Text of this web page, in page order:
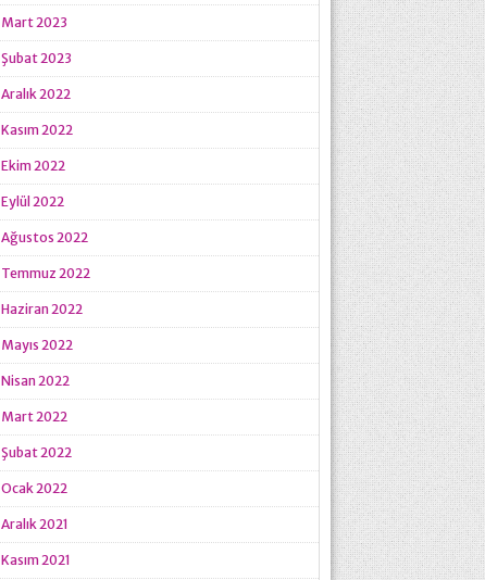
Mart 2023
Şubat 2023
Aralık 2022
Kasım 2022
Ekim 2022
Eylül 2022
Ağustos 2022
Temmuz 2022
Haziran 2022
Mayıs 2022
Nisan 2022
Mart 2022
Şubat 2022
Ocak 2022
Aralık 2021
Kasım 2021